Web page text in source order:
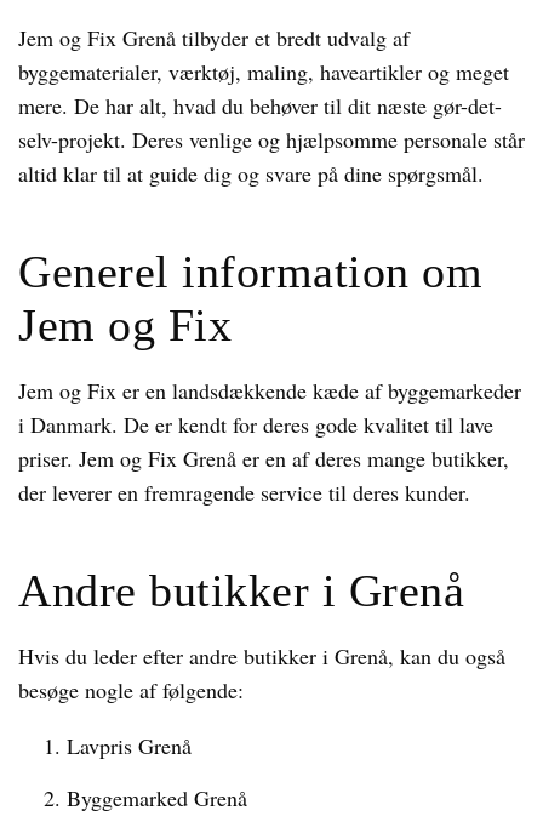
Jem og Fix Grenå tilbyder et bredt udvalg af
byggematerialer, værktøj, maling, haveartikler og meget
mere. De har alt, hvad du behøver til dit næste gør-det-
selv-projekt. Deres venlige og hjælpsomme personale står
altid klar til at guide dig og svare på dine spørgsmål.
Generel information om
Jem og Fix
Jem og Fix er en landsdækkende kæde af byggemarkeder
i Danmark. De er kendt for deres gode kvalitet til lave
priser. Jem og Fix Grenå er en af deres mange butikker,
der leverer en fremragende service til deres kunder.
Andre butikker i Grenå
Hvis du leder efter andre butikker i Grenå, kan du også
besøge nogle af følgende:
Lavpris Grenå
Byggemarked Grenå